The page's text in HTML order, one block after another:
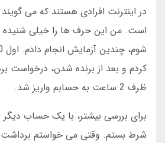
در اینترنت افرادی هستند که می گویند
است. من این حرف ها را خیلی شنیده
کردم و بعد از برنده شدن، درخواست
ظرف 2 ساعت به حسابم واریز شد.
شرط بستم. وقتی می خواستم برداشت